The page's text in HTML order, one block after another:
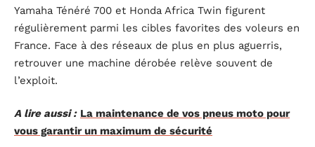
Yamaha Ténéré 700 et Honda Africa Twin figurent
régulièrement parmi les cibles favorites des voleurs en
France. Face à des réseaux de plus en plus aguerris,
retrouver une machine dérobée relève souvent de
l’exploit.
A lire aussi : La maintenance de vos pneus moto pour
vous garantir un maximum de sécurité